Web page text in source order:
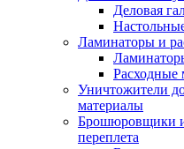
Деловая
Ламинаторы и
Расходные
Уничтожители
материалы
Брошюровщики и
переплета